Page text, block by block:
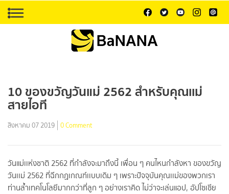
10 ของขวัญวันแม่ 2562 สำหรับคุณเเม่
สายไอที
สิงหาคม 07 2019 0 Comment
วันแม่เเห่งชาติ 2562 ที่กำลังจะมาถึงนี้ เพื่อน ๆ คนไหนกำลังหา ของขวัญ
วันเเม่ 2562 ที่ฉีกกฏเกณฑ์เเบบเดิม ๆ เพราะปัจจุบันคุณเเม่ของพวกเรา
ท่านล้ำเทคโนโลยีมากกว่าที่ลูก ๆ อย่างเราคิด ไม่ว่าจะเล่นแอป, อัปโซเชีย